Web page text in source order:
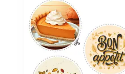
Ευέλικτη εκτύπωση -